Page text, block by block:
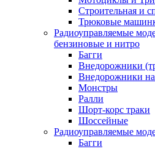
Строительная и
Трюковые
Радиоуправляемые
бензиновые и нитро
Багги
Внедорожники
Внедорожники
Монстры
Ралли
Шорт-корс траки
Шоссейные
Радиоуправляемые
Багги